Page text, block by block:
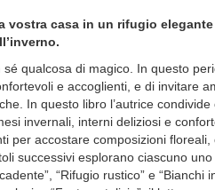
vostra casa in un rifugio
sé qualcosa di magico. In questo
e accoglienti, e di invitare
In questo libro l’autrice
invernali, interni deliziosi e
per accostare composizioni
successivi esplorano ciascuno
“Rifugio rustico” e